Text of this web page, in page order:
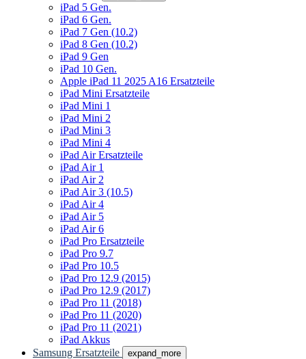
iPad 5 Gen.
iPad 6 Gen.
iPad 7 Gen (10.2)
iPad 8 Gen (10.2)
iPad 9 Gen
iPad 10 Gen.
Apple iPad 11 2025 A16 Ersatzteile
iPad Mini Ersatzteile
iPad Mini 1
iPad Mini 2
iPad Mini 3
iPad Mini 4
iPad Air Ersatzteile
iPad Air 1
iPad Air 2
iPad Air 3 (10.5)
iPad Air 4
iPad Air 5
iPad Air 6
iPad Pro Ersatzteile
iPad Pro 9.7
iPad Pro 10.5
iPad Pro 12.9 (2015)
iPad Pro 12.9 (2017)
iPad Pro 11 (2018)
iPad Pro 11 (2020)
iPad Pro 11 (2021)
iPad Akkus
Samsung Ersatzteile
expand_more